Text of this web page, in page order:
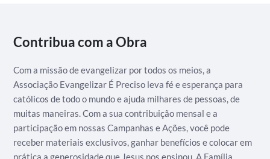
Contribua com a Obra
Com a missão de evangelizar por todos os meios, a
Associação Evangelizar É Preciso leva fé e esperança para
católicos de todo o mundo e ajuda milhares de pessoas, de
muitas maneiras. Com a sua contribuição mensal e a
participação em nossas Campanhas e Ações, você pode
receber materiais exclusivos, ganhar benefícios e colocar em
prática a generosidade que Jesus nos ensinou. A Família